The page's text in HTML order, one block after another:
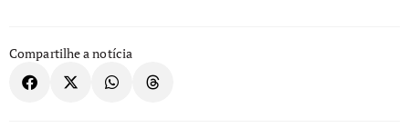
Compartilhe a notícia